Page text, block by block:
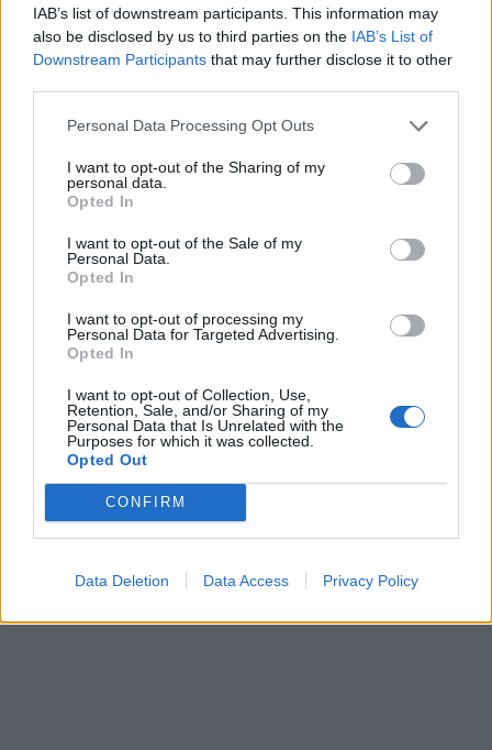
IAB’s list of downstream participants. This information may
also be disclosed by us to third parties on the IAB’s List of
Downstream Participants that may further disclose it to other
Personal Data Processing Opt Outs
I want to opt-out of the Sharing of my
personal data.
Opted In
I want to opt-out of the Sale of my
Personal Data.
Opted In
I want to opt-out of processing my
Personal Data for Targeted Advertising.
Opted In
I want to opt-out of Collection, Use,
Retention, Sale, and/or Sharing of my
Personal Data that Is Unrelated with the
Purposes for which it was collected.
Opted Out
CONFIRM
Data Deletion Data Access Privacy Policy
ΠΕΡΙΣΣΌΤΕΡΑ ΣΕ ΑΥΤΉ ΤΗΝ ΚΑΤΗΓΟΡΊΑ
«Κατρακύλησε» σε νέο
χαμηλό ρεκόρ η τουρκική
λίρα
07/06/2023 - 13:37
ΕΕ: Εκκίνηση διαδικασίας
κατά Πολωνίας για την